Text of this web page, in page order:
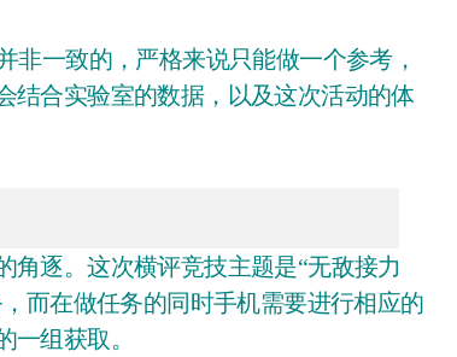
一致的，严格来说只能做一个参考，
结合实验室的数据，以及这次活动的体
逐。这次横评竞技主题是“无敌接力
而在做任务的同时手机需要进行相应的
组获取。